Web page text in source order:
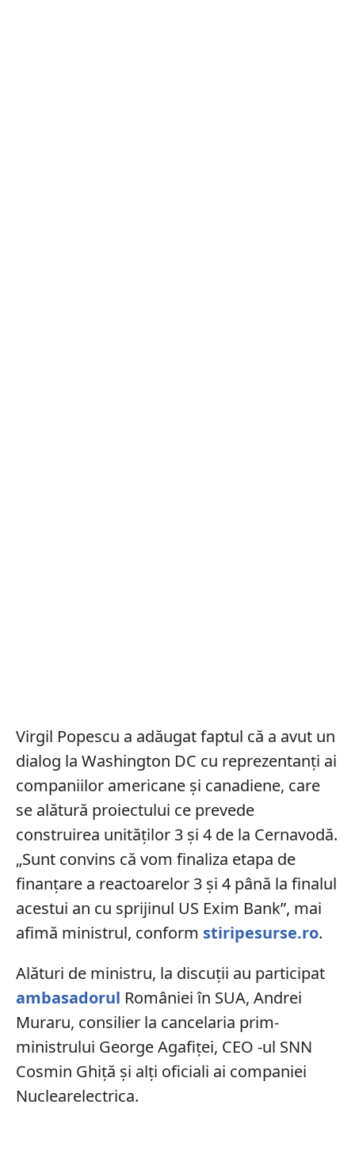
Virgil Popescu a adăugat faptul că a avut un
dialog la Washington DC cu reprezentanţi ai
companiilor americane şi canadiene, care
se alătură proiectului ce prevede
construirea unităţilor 3 şi 4 de la Cernavodă.
„Sunt convins că vom finaliza etapa de
finanţare a reactoarelor 3 şi 4 până la finalul
acestui an cu sprijinul US Exim Bank”, mai
afimă ministrul, conform stiripesurse.ro.
Alături de ministru, la discuţii au participat
ambasadorul României în SUA, Andrei
Muraru, consilier la cancelaria prim-
ministrului George Agafiţei, CEO -ul SNN
Cosmin Ghiţă şi alţi oficiali ai companiei
Nuclearelectrica.